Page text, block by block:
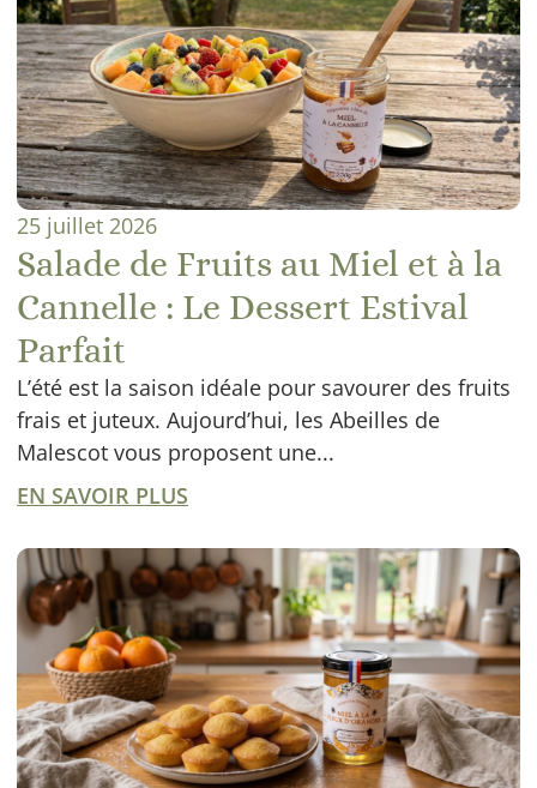
25 juillet 2026
Salade de Fruits au Miel et à la
Cannelle : Le Dessert Estival
Parfait
L’été est la saison idéale pour savourer des fruits
frais et juteux. Aujourd’hui, les Abeilles de
Malescot vous proposent une...
EN SAVOIR PLUS